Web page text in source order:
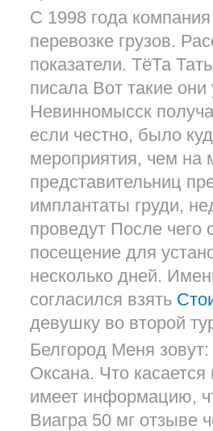
С 1998 года
перевозке грузов.
показатели. ТёТа
писала Вот такие
Невинномысск
если честно, было
мероприятия, чем на
представительниц
имплантаты груди,
проведут После чего
посещение для
несколько дней.
согласился взять
девушку во второй
Белгород Меня
Оксана. Что
имеет информацию,
Виагра 50 мг отзыве